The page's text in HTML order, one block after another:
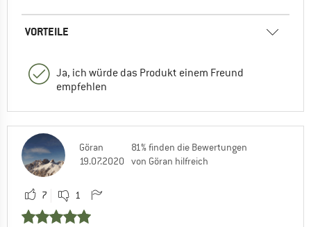
VORTEILE
Ja, ich würde das Produkt einem Freund
empfehlen
Göran
19.07.2020
81% finden die Bewertungen
von Göran hilfreich
7 1